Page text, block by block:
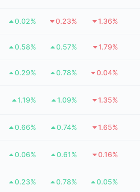
0.02% 0.23% 1.36%
0.58% 0.57% 1.79%
0.29% 0.78% 0.04%
1.19% 1.09% 1.35%
0.66% 0.74% 1.65%
0.06% 0.61% 0.16%
0.23% 0.78% 0.05%